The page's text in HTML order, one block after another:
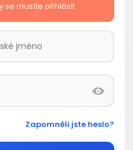
se musíte přihlásit
Zapomněli jste heslo?